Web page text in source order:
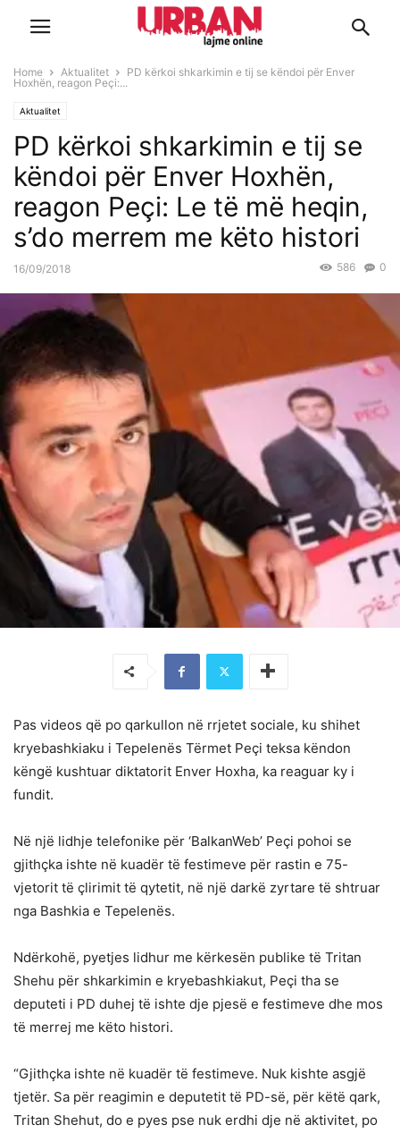
Home Aktualitet
PD kërkoi shkarkimin e tij se këndoi për Enver
Hoxhën, reagon Peçi:...
Aktualitet
PD kërkoi shkarkimin e tij se
këndoi për Enver Hoxhën,
reagon Peçi: Le të më heqin,
s’do merrem me këto histori
16/09/2018 0
586
Pas videos që po qarkullon në rrjetet sociale, ku shihet
kryebashkiaku i Tepelenës Tërmet Peçi teksa këndon
këngë kushtuar diktatorit Enver Hoxha, ka reaguar ky i
fundit.
Në një lidhje telefonike për ‘BalkanWeb’ Peçi pohoi se
gjithçka ishte në kuadër të festimeve për rastin e 75-
vjetorit të çlirimit të qytetit, në një darkë zyrtare të shtruar
nga Bashkia e Tepelenës.
Ndërkohë, pyetjes lidhur me kërkesën publike të Tritan
Shehu për shkarkimin e kryebashkiakut, Peçi tha se
deputeti i PD duhej të ishte dje pjesë e festimeve dhe mos
të merrej me këto histori.
“Gjithçka ishte në kuadër të festimeve. Nuk kishte asgjë
tjetër. Sa për reagimin e deputetit të PD-së, për këtë qark,
Tritan Shehut, do e pyes pse nuk erdhi dje në aktivitet, po